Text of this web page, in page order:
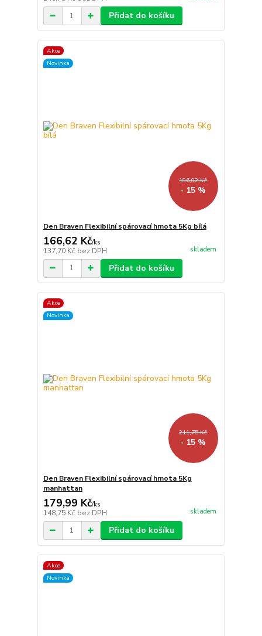
Přidat do košíku
Akce
Novinka
196,02 Kč
- 15 %
Den Braven Flexibilní spárovací hmota 5Kg bílá
166,62 Kč/ks
137,70 Kč bez DPH skladem
Přidat do košíku
Akce
Novinka
211,75 Kč
- 15 %
Den Braven Flexibilní spárovací hmota 5Kg
manhattan
179,99 Kč/ks
148,75 Kč bez DPH skladem
Přidat do košíku
Akce
Novinka